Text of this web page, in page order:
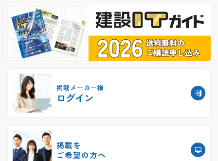
掲載メーカー様
ログイン
掲載を
ご希望の方へ